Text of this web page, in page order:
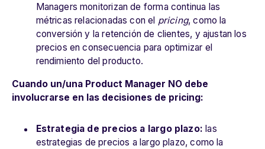
Managers monitorizan de forma continua las
métricas relacionadas con el pricing, como la
conversión y la retención de clientes, y ajustan los
precios en consecuencia para optimizar el
rendimiento del producto.
Cuando un/una Product Manager NO debe
involucrarse en las decisiones de pricing:
Estrategia de precios a largo plazo: las
estrategias de precios a largo plazo, como la